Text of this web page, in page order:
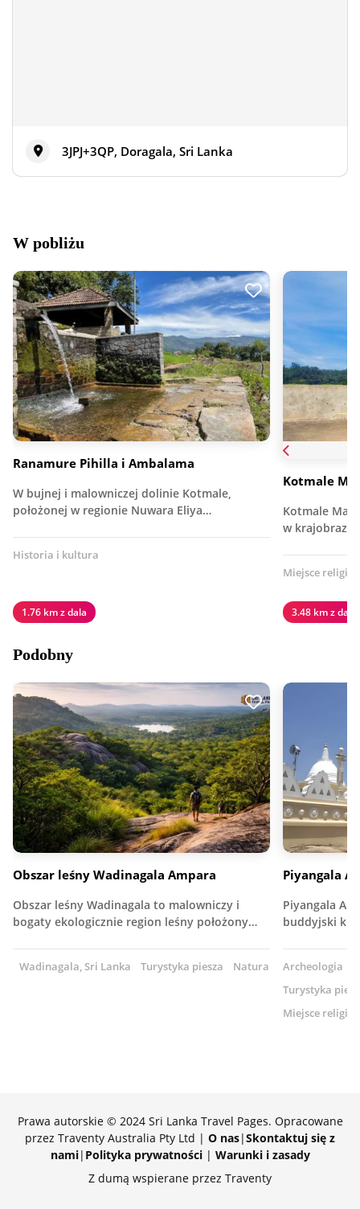
3JPJ+3QP, Doragala, Sri Lanka
W pobliżu
Ranamure Pihilla i Ambalama
W bujnej i malowniczej dolinie Kotmale,
położonej w regionie Nuwara Eliya…
Historia i kultura
1.76 km z dala
Kotmale
Kotmale
w
Miejsce
3.48 km z dala
Podobny
Obszar leśny Wadinagala Ampara
Obszar leśny Wadinagala to malowniczy i
bogaty ekologicznie region leśny położony…
Wadinagala, Sri Lanka Turystyka piesza Natura
Piyangala
Piyangala
buddyjski
Archeologia
Turystyka
Miejsce
Prawa autorskie © 2024 Sri Lanka Travel Pages. Opracowane
przez Traventy Australia Pty Ltd | O nas|Skontaktuj się z
nami| Polityka prywatności| Warunki i zasady
Z dumą wspierane przez Traventy